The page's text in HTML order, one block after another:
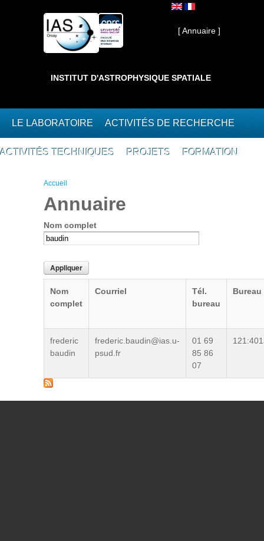
Interne ]
[ Annuaire ]
INSTITUT D'ASTROPHYSIQUE SPATIALE
LE LABORATOIRE ACTIVITÉS DE RECHERCHE
ACTIVITÉS TECHNIQUES PROJETS FORMATION
Vous êtes ici
Accueil
Annuaire
Nom complet
Nom
complet
Courriel
Tél.
bureau
Bureau
frederic
baudin
frederic.baudin@ias.u-
psud.fr
01 69
85 86
07